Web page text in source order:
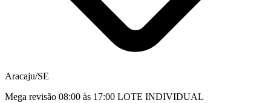
Aracaju/SE
Mega revisão 08:00 às 17:00 LOTE INDIVIDUAL